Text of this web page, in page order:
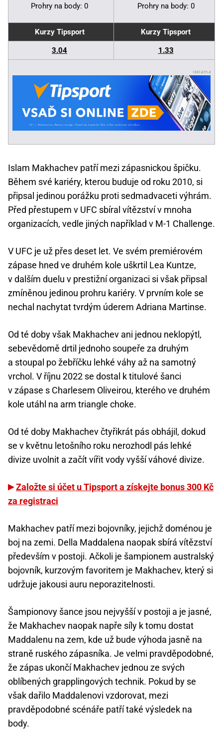
Prohry na body: 0 Prohry na body: 0
Kurzy Tipsport Kurzy Tipsport
3.04 1.33
Islam Makhachev patří mezi zápasnickou špičku.
Během své kariéry, kterou buduje od roku 2010, si
připsal jedinou porážku proti sedmadvaceti výhrám.
Před přestupem v UFC sbíral vítězství v mnoha
organizacích, vedle jiných například v M-1 Challenge.
V UFC je už přes deset let. Ve svém premiérovém
zápase hned ve druhém kole uškrtil Lea Kuntze,
v dalším duelu v prestižní organizaci si však připsal
zmíněnou jedinou prohru kariéry. V prvním kole se
nechal nachytat tvrdým úderem Adriana Martinse.
Od té doby však Makhachev ani jednou neklopýtl,
sebevědomě drtil jednoho soupeře za druhým
a stoupal po žebříčku lehké váhy až na samotný
vrchol. V říjnu 2022 se dostal k titulové šanci
v zápase s Charlesem Oliveirou, kterého ve druhém
kole utáhl na arm triangle choke.
Od té doby Makhachev čtyřikrát pás obhájil, dokud
se v květnu letošního roku nerozhodl pás lehké
divize uvolnit a začít vířit vody vyšší váhové divize.
Založte si účet u Tipsport a získejte bonus 300 Kč
za registraci
Makhachev patří mezi bojovníky, jejichž doménou je
boj na zemi. Della Maddalena naopak sbírá vítězství
především v postoji. Ačkoli je šampionem australský
bojovník, kurzovým favoritem je Makhachev, který si
udržuje jakousi auru neporazitelnosti.
Šampionovy šance jsou nejvyšší v postoji a je jasné,
že Makhachev naopak napře síly k tomu dostat
Maddalenu na zem, kde už bude výhoda jasně na
straně ruského zápasníka. Je velmi pravděpodobné,
že zápas ukončí Makhachev jednou ze svých
oblíbených grapplingových technik. Pokud by se
však dařilo Maddalenovi vzdorovat, mezi
pravděpodobné scénáře patří také výsledek na
body.